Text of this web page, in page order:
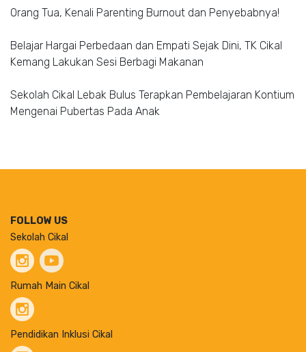
Orang Tua, Kenali Parenting Burnout dan Penyebabnya!
Belajar Hargai Perbedaan dan Empati Sejak Dini, TK Cikal
Kemang Lakukan Sesi Berbagi Makanan
Sekolah Cikal Lebak Bulus Terapkan Pembelajaran Kontium
Mengenai Pubertas Pada Anak
FOLLOW US
Sekolah Cikal
Rumah Main Cikal
Pendidikan Inklusi Cikal